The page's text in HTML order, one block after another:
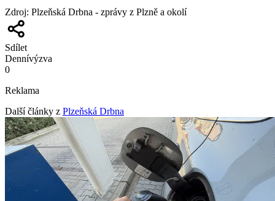
Zdroj: Plzeňská Drbna - zprávy z Plzně a okolí
Sdílet
Dennívýzva
0
Reklama
Další články z Plzeňská Drbna